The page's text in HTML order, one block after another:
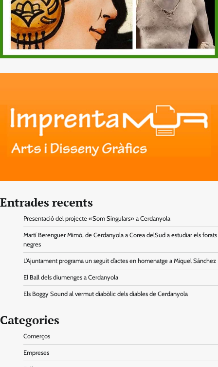
Entrades recents
Presentació del projecte «Som Singulars» a Cerdanyola
Martí Berenguer Mimó, de Cerdanyola a Corea delSud a estudiar els forats
negres
L’Ajuntament programa un seguit d’actes en homenatge a Miquel Sánchez
El Ball dels diumenges a Cerdanyola
Els Boggy Sound al vermut diabòlic dels diables de Cerdanyola
Categories
Comerços
Empreses